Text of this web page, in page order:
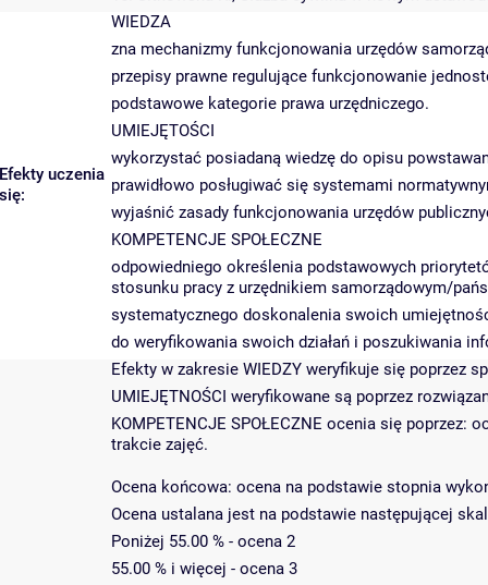
Efekty uczenia
się:
WIEDZA
zna mechanizmy funkcjonowania urzędów
przepisy prawne regulujące funkcjonowanie
podstawowe kategorie prawa urzędniczego.
UMIEJĘTOŚCI
wykorzystać posiadaną wiedzę do opisu
prawidłowo posługiwać się systemami
wyjaśnić zasady funkcjonowania urzędów
KOMPETENCJE SPOŁECZNE
odpowiedniego określenia podstawowych
stosunku pracy z urzędnikiem samorządowym/
systematycznego doskonalenia swoich
do weryfikowania swoich działań i poszukiwania
Efekty w zakresie WIEDZY weryfikuje się poprzez
UMIEJĘTNOŚCI weryfikowane są poprzez
KOMPETENCJE SPOŁECZNE ocenia się
trakcie zajęć.
Ocena końcowa: ocena na podstawie stopnia
Ocena ustalana jest na podstawie następującej
Poniżej 55.00 % - ocena 2
55.00 % i więcej - ocena 3